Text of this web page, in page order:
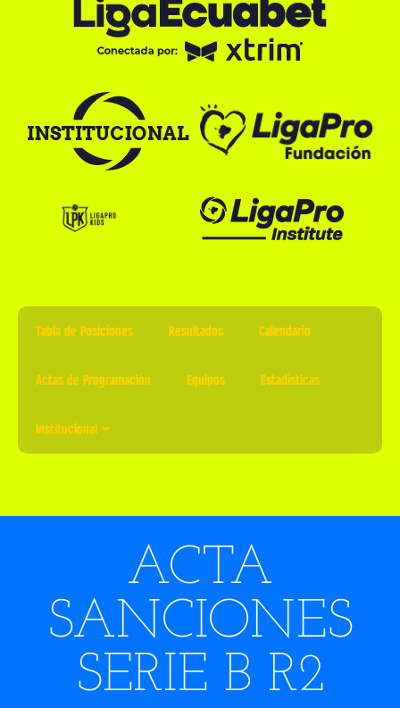
Tabla de Posiciones Resultados Calendario
Actas de Programación Equipos Estadísticas
Institucional
ACTA
SANCIONES
SERIE B R2